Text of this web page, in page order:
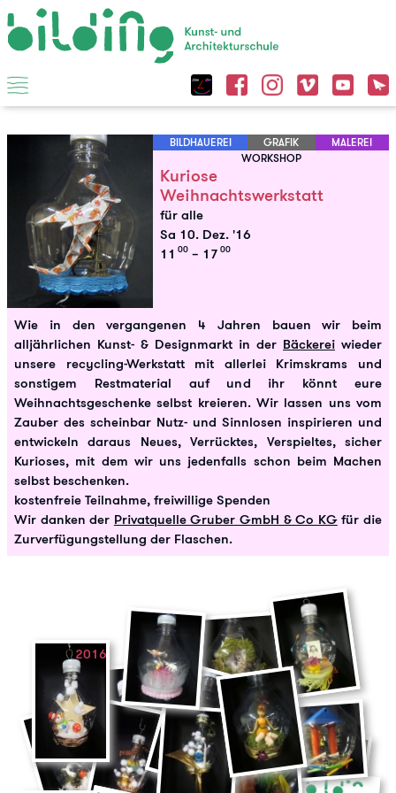
BILDHAUEREI GRAFIK
MALEREI
WORKSHOP
Kuriose
Weihnachtswerkstatt
für alle
Sa 10. Dez. '16
11 00 – 17 00
Wie in den vergangenen 4 Jahren bauen wir beim
alljährlichen Kunst- & Designmarkt in der Bäckerei wieder
unsere recycling-Werkstatt mit allerlei Krimskrams und
sonstigem Restmaterial auf und ihr könnt eure
Weihnachtsgeschenke selbst kreieren. Wir lassen uns vom
Zauber des scheinbar Nutz- und Sinnlosen inspirieren und
entwickeln daraus Neues, Verrücktes, Verspieltes, sicher
Kurioses, mit dem wir uns jedenfalls schon beim Machen
selbst beschenken.
kostenfreie Teilnahme, freiwillige Spenden
Wir danken der Privatquelle Gruber GmbH & Co KGfür die
Zurverfügungstellung der Flaschen.
2016